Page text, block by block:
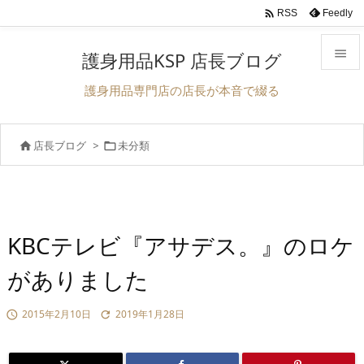


 RSS Feedly
護身用品KSP 店長ブログ
護身用品専門店の店長が本音で綴る
 店長ブログ > 未分類
KBCテレビ『アサデス。』のロケ
がありました
 2015年2月10日  2019年1月28日